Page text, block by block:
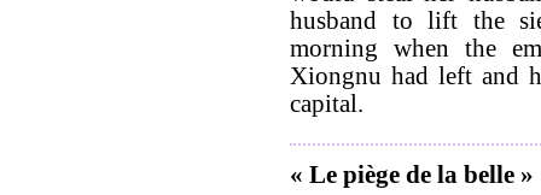
husband to lift the
morning when the
Xiongnu had left and
capital.
« Le piège de la belle »